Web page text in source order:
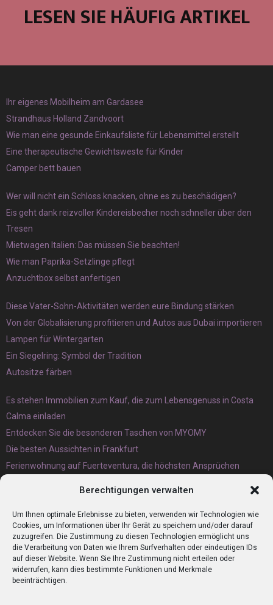
Berechtigungen verwalten
Um Ihnen optimale Erlebnisse zu bieten, verwenden wir Technologien wie
Cookies, um Informationen über Ihr Gerät zu speichern und/oder darauf
zuzugreifen. Die Zustimmung zu diesen Technologien ermöglicht uns
die Verarbeitung von Daten wie Ihrem Surfverhalten oder eindeutigen IDs
auf dieser Website. Wenn Sie Ihre Zustimmung nicht erteilen oder
widerrufen, kann dies bestimmte Funktionen und Merkmale
beeinträchtigen.
LESEN SIE HÄUFIG ARTIKEL
Ihr eigenes Mobilheim am Gardasee
Strandhaus Holland Zandvoort
Wie man eine gesunde Einkaufsliste für Lebensmittel erstellt
Eine therapeutische Gewichtsweste für Kinder
Camper bett bauen
Wer will nicht ein Schloss knacken, ohne es zu beschädigen?
Eis geht dank reizvoller Kindereisbecher noch schneller über den
Tresen
Mietwagen Italien: Das müssen Sie beachten!
Wie man Paprika-Setzlinge pflegt
Anzuchtbox selbst anfertigen
Diese Vater-Sohn-Aktivitäten werden eure Bindung stärken
Von der Globalisierung profitieren und Autos aus Dubai importieren
Lampen für Wintergarten
Ein Siegelring: Symbol der Tradition
Autositze färben
Es stehen Immobilien zum Kauf, die zum Lebensgenuss in Costa
Calma einladen
Entdecken Sie die besonderen Taschen von MYOMY
Die besten Aussichten in Frankfurt
Ferienwohnung auf Fuerteventura, die höchsten Ansprüchen
Eternit Wellplatten Entsorgung lieber heute als morgen erledigen
lassen